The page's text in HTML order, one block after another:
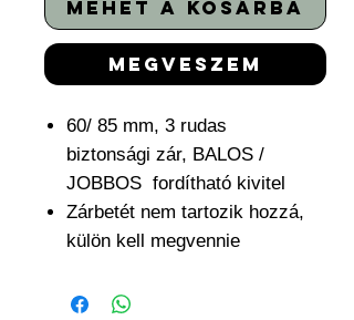
mehet a kosárba
megveszem
60/ 85 mm, 3 rudas
biztonsági zár, BALOS /
JOBBOS fordítható kivitel
Zárbetét nem tartozik hozzá,
külön kell megvennie